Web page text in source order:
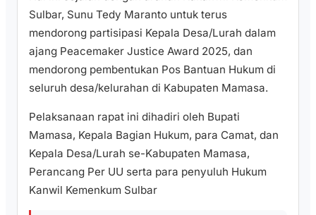
Sulbar, Sunu Tedy Maranto untuk terus
mendorong partisipasi Kepala Desa/Lurah dalam
ajang Peacemaker Justice Award 2025, dan
mendorong pembentukan Pos Bantuan Hukum di
seluruh desa/kelurahan di Kabupaten Mamasa.
Pelaksanaan rapat ini dihadiri oleh Bupati
Mamasa, Kepala Bagian Hukum, para Camat, dan
Kepala Desa/Lurah se-Kabupaten Mamasa,
Perancang Per UU serta para penyuluh Hukum
Kanwil Kemenkum Sulbar